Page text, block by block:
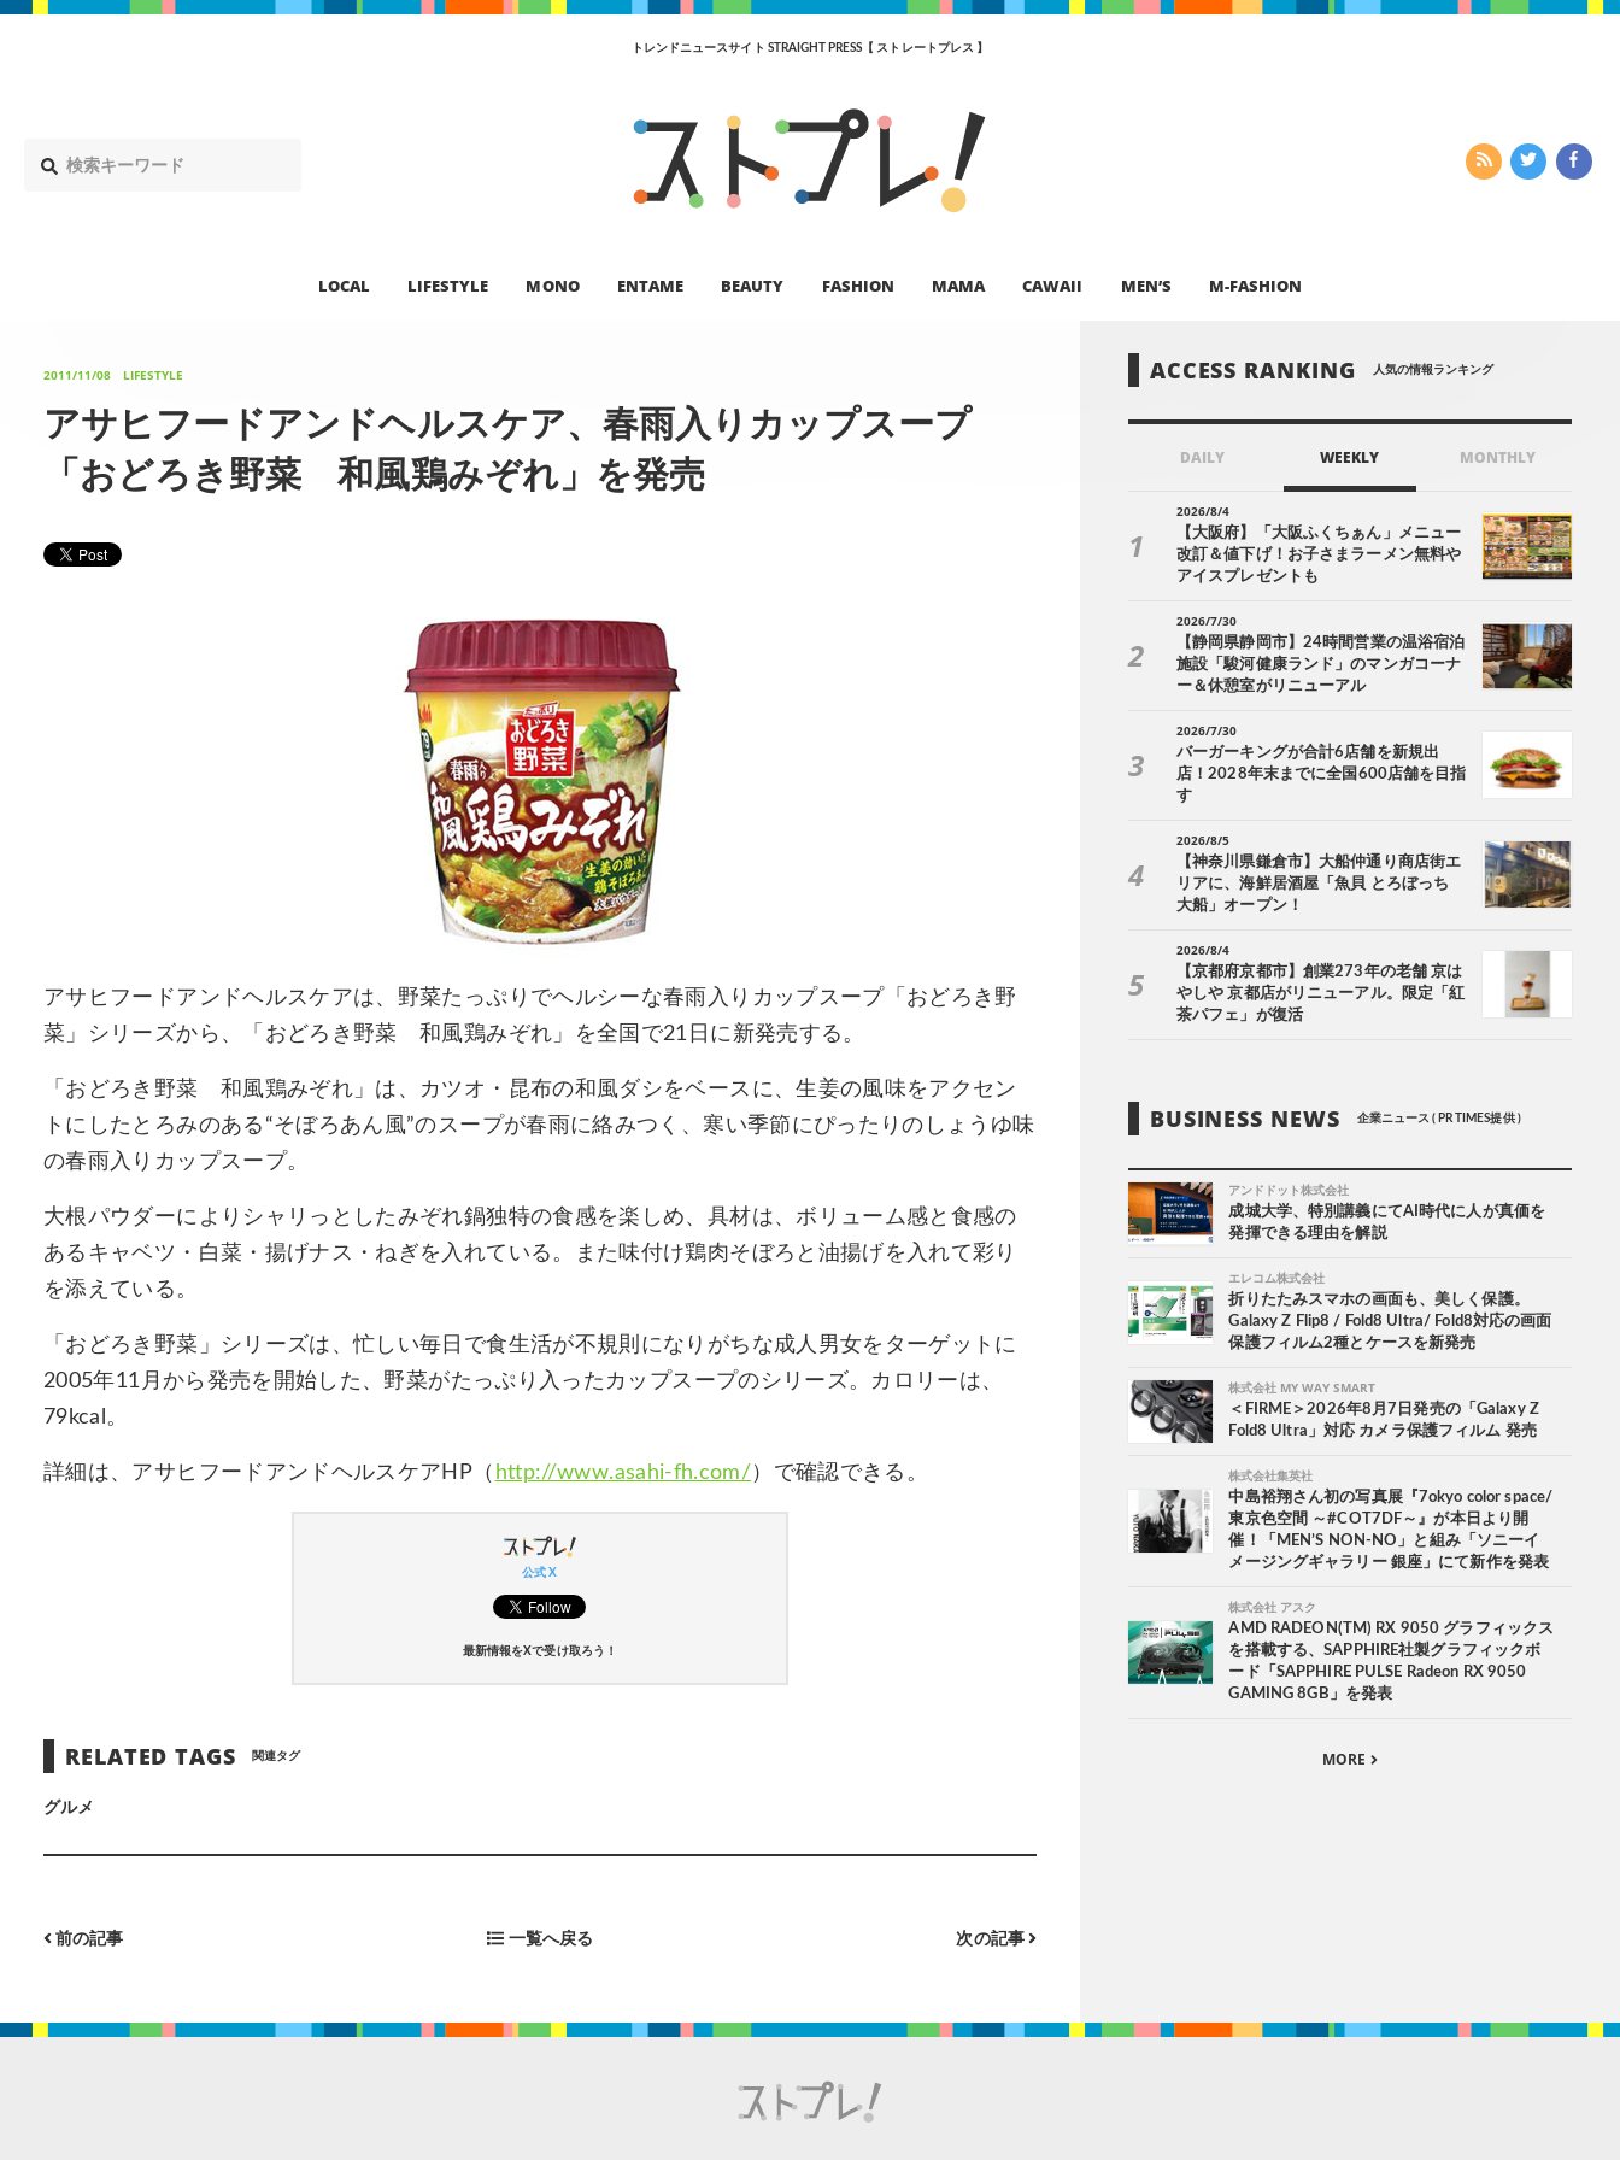
トレンドニュースサイト STRAIGHT PRESS【 ストレートプレス 】
LOCAL LIFESTYLE MONO ENTAME BEAUTY FASHION MAMA CAWAII MEN’S M-FASHION
2011/11/08 LIFESTYLE
アサヒフードアンドヘルスケア、春雨入りカップスープ
「おどろき野菜 和風鶏みぞれ」を発売
アサヒフードアンドヘルスケアは、野菜たっぷりでヘルシーな春雨入りカップスープ「おどろき野
菜」シリーズから、「おどろき野菜 和風鶏みぞれ」を全国で21日に新発売する。
「おどろき野菜 和風鶏みぞれ」は、カツオ・昆布の和風ダシをベースに、生姜の風味をアクセン
トにしたとろみのある“そぼろあん風”のスープが春雨に絡みつく、寒い季節にぴったりのしょうゆ味
の春雨入りカップスープ。
大根パウダーによりシャリっとしたみぞれ鍋独特の食感を楽しめ、具材は、ボリューム感と食感の
あるキャベツ・白菜・揚げナス・ねぎを入れている。また味付け鶏肉そぼろと油揚げを入れて彩り
を添えている。
「おどろき野菜」シリーズは、忙しい毎日で食生活が不規則になりがちな成人男女をターゲットに
2005年11月から発売を開始した、野菜がたっぷり入ったカップスープのシリーズ。カロリーは、
79kcal。
詳細は、アサヒフードアンドヘルスケアHP（ http://www.asahi-fh.com/ ）で確認できる。
公式 X
最新情報をXで受け取ろう！
RELATED TAGS 関連タグ
グルメ
前の記事 一覧へ戻る 次の記事
ACCESS RANKING 人気の情報ランキング
DAILY WEEKLY MONTHLY
2026/8/4
【大阪府】「大阪ふくちぁん」メニュー
改訂＆値下げ！お子さまラーメン無料や
アイスプレゼントも
2026/7/30
【静岡県静岡市】24時間営業の温浴宿泊
施設「駿河健康ランド」のマンガコーナ
ー＆休憩室がリニューアル
2026/7/30
バーガーキングが合計6店舗を新規出
店！2028年末までに全国600店舗を目指
す
2026/8/5
【神奈川県鎌倉市】大船仲通り商店街エ
リアに、海鮮居酒屋「魚貝 とろぼっち
大船」オープン！
2026/8/4
【京都府京都市】創業273年の老舗 京は
やしや 京都店がリニューアル。限定「紅
茶パフェ」が復活
BUSINESS NEWS 企業ニュース ( PR TIMES提供 )
アンドドット株式会社
成城大学、特別講義にてAI時代に人が真価を
発揮できる理由を解説
エレコム株式会社
折りたたみスマホの画面も、美しく保護。
Galaxy Z Flip8 / Fold8 Ultra/ Fold8対応の画面
保護フィルム2種とケースを新発売
株式会社 MY WAY SMART
＜FIRME＞2026年8月7日発売の「Galaxy Z
Fold8 Ultra」対応 カメラ保護フィルム 発売
株式会社集英社
中島裕翔さん初の写真展『7okyo color space/
東京色空間 ～#COT7DF～』が本日より開
催！「MEN’S NON-NO」と組み「ソニーイ
メージングギャラリー 銀座」にて新作を発表
株式会社 アスク
AMD RADEON(TM) RX 9050 グラフィックス
を搭載する、SAPPHIRE社製グラフィックボ
ード「SAPPHIRE PULSE Radeon RX 9050
GAMING 8GB」を発表
MORE